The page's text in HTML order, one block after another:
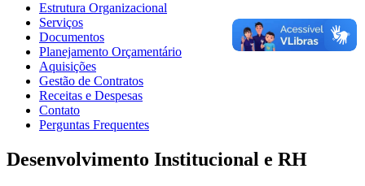
Estrutura Organizacional
Serviços
Documentos
Planejamento Orçamentário
Aquisições
Gestão de Contratos
Receitas e Despesas
Contato
Perguntas Frequentes
Desenvolvimento Institucional e RH